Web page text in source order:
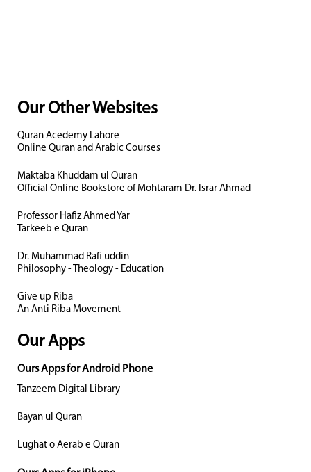
Our Other Websites
Quran Acedemy Lahore
Online Quran and Arabic Courses
Maktaba Khuddam ul Quran
Official Online Bookstore of Mohtaram Dr. Israr Ahmad
Professor Hafiz Ahmed Yar
Tarkeeb e Quran
Dr. Muhammad Rafi uddin
Philosophy - Theology - Education
Give up Riba
An Anti Riba Movement
Our Apps
Ours Apps for Android Phone
Tanzeem Digital Library
Bayan ul Quran
Lughat o Aerab e Quran